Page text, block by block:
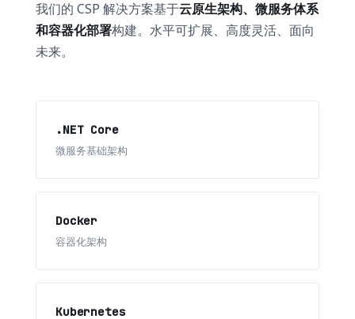
我们的 CSP 解决方案基于云原生架构、微服务体系
和容器化部署构建。水平可扩展、高度灵活、面向
未来。
.NET Core
微服务基础架构
Docker
容器化架构
Kubernetes